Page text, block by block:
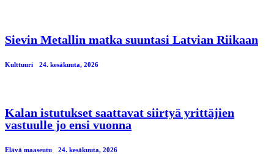
Sievin Metallin matka suuntasi Latvian Riikaan
Kulttuuri 24. kesäkuuta, 2026
Kalan istutukset saattavat siirtyä yrittäjien
vastuulle jo ensi vuonna
Elävä maaseutu 24. kesäkuuta, 2026